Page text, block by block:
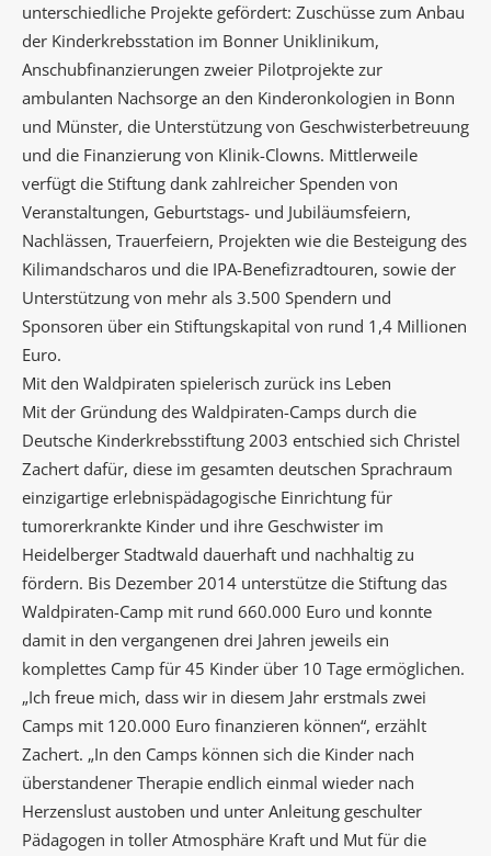
unterschiedliche Projekte gefördert: Zuschüsse zum Anbau
der Kinderkrebsstation im Bonner Uniklinikum,
Anschubfinanzierungen zweier Pilotprojekte zur
ambulanten Nachsorge an den Kinderonkologien in Bonn
und Münster, die Unterstützung von Geschwisterbetreuung
und die Finanzierung von Klinik-Clowns. Mittlerweile
verfügt die Stiftung dank zahlreicher Spenden von
Veranstaltungen, Geburtstags- und Jubiläumsfeiern,
Nachlässen, Trauerfeiern, Projekten wie die Besteigung des
Kilimandscharos und die IPA-Benefizradtouren, sowie der
Unterstützung von mehr als 3.500 Spendern und
Sponsoren über ein Stiftungskapital von rund 1,4 Millionen
Euro.
Mit den Waldpiraten spielerisch zurück ins Leben
Mit der Gründung des Waldpiraten-Camps durch die
Deutsche Kinderkrebsstiftung 2003 entschied sich Christel
Zachert dafür, diese im gesamten deutschen Sprachraum
einzigartige erlebnispädagogische Einrichtung für
tumorerkrankte Kinder und ihre Geschwister im
Heidelberger Stadtwald dauerhaft und nachhaltig zu
fördern. Bis Dezember 2014 unterstütze die Stiftung das
Waldpiraten-Camp mit rund 660.000 Euro und konnte
damit in den vergangenen drei Jahren jeweils ein
komplettes Camp für 45 Kinder über 10 Tage ermöglichen.
„Ich freue mich, dass wir in diesem Jahr erstmals zwei
Camps mit 120.000 Euro finanzieren können“, erzählt
Zachert. „In den Camps können sich die Kinder nach
überstandener Therapie endlich einmal wieder nach
Herzenslust austoben und unter Anleitung geschulter
Pädagogen in toller Atmosphäre Kraft und Mut für die